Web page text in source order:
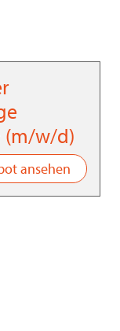
(m/w/d)
ansehen